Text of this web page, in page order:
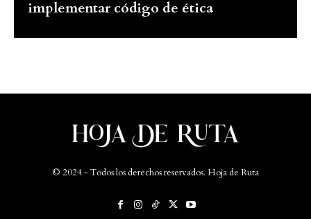
implementar código de ética
© 2024 - Todos los derechos reservados. Hoja de Ruta